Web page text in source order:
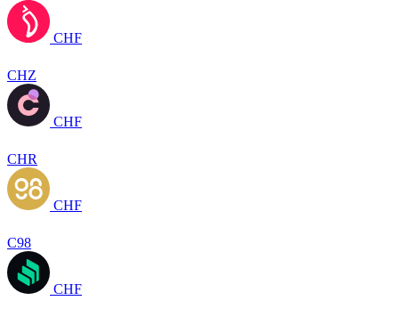
CHF
CHZ
CHF
CHR
CHF
C98
CHF